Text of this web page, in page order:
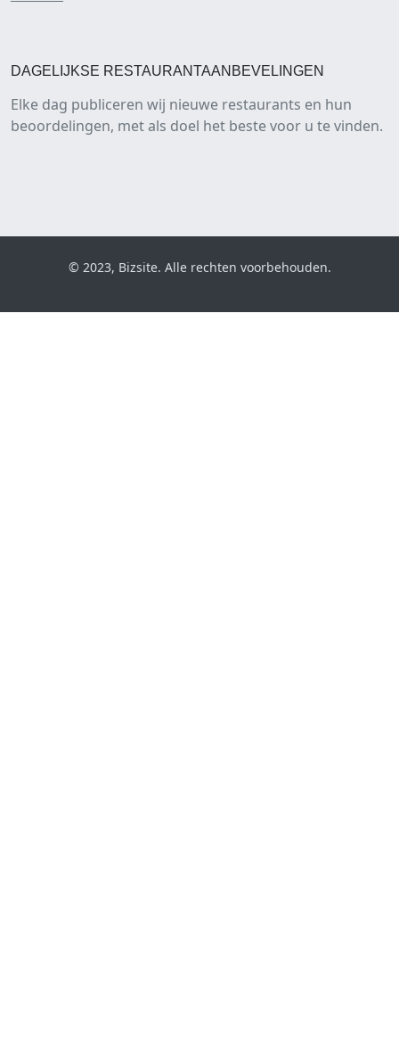
DAGELIJKSE RESTAURANTAANBEVELINGEN
Elke dag publiceren wij nieuwe restaurants en hun
beoordelingen, met als doel het beste voor u te vinden.
© 2023, Bizsite. Alle rechten voorbehouden.